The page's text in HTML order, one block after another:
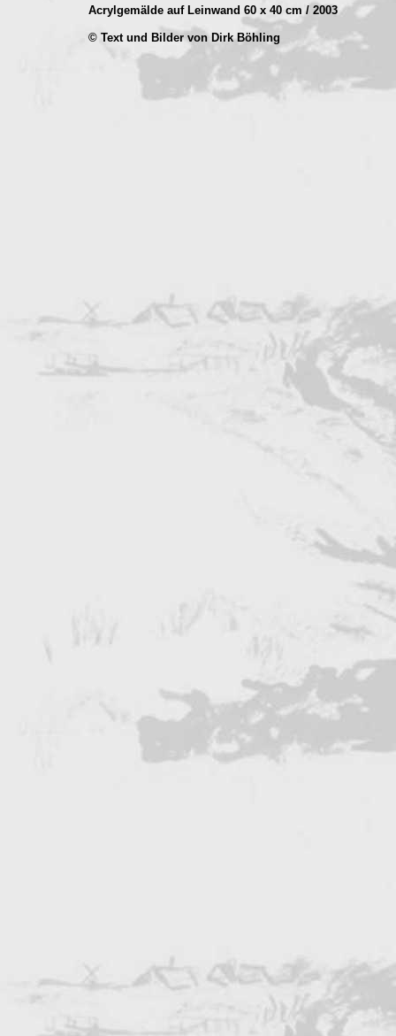
Acrylgemälde auf Leinwand 60 x 40 cm / 2003
© Text und Bilder von Dirk Böhling